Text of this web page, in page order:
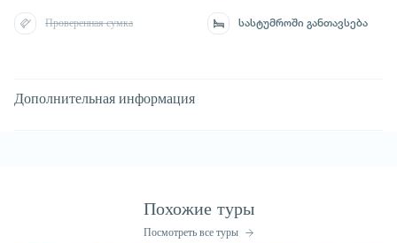
Дополнительная информация
Проверенная сумка სასტუმროში განთავსება
Похожие туры
Посмотреть все туры